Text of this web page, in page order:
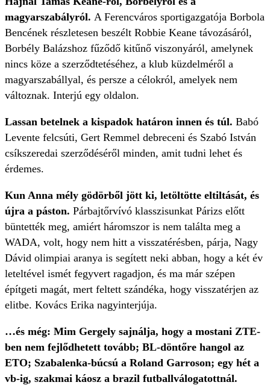
magyarszabályról. A Ferencváros sportigazgatója Borbola
Bencének részletesen beszélt Robbie Keane távozásáról,
Borbély Balázshoz fűződő kitűnő viszonyáról, amelynek
nincs köze a szerződtetéséhez, a klub küzdelméről a
magyarszabállyal, és persze a célokról, amelyek nem
változnak. Interjú egy oldalon.
Lassan betelnek a kispadok határon innen és túl. Babó
Levente felcsúti, Gert Remmel debreceni és Szabó István
csíkszeredai szerződéséről minden, amit tudni lehet és
érdemes.
Kun Anna mély gödörből jött ki, letöltötte eltiltását, és
újra a páston. Párbajtőrvívó klasszisunkat Párizs előtt
büntették meg, amiért háromszor is nem találta meg a
WADA, volt, hogy nem hitt a visszatérésben, párja, Nagy
Dávid olimpiai aranya is segített neki abban, hogy a két év
leteltével ismét fegyvert ragadjon, és ma már szépen
építgeti magát, mert feltett szándéka, hogy visszatérjen az
elitbe. Kovács Erika nagyinterjúja.
…és még: Mim Gergely sajnálja, hogy a mostani ZTE-
ben nem fejlődhetett tovább; BL-döntőre hangol az
ETO; Szabalenka-búcsú a Roland Garroson; egy hét a
vb-ig, szakmai káosz a brazil futballválogatottnál.